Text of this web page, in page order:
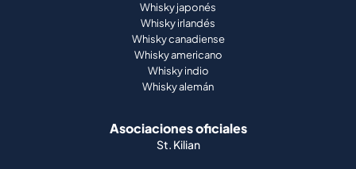
Whisky japonés
Whisky irlandés
Whisky canadiense
Whisky americano
Whisky indio
Whisky alemán
Asociaciones oficiales
St. Kilian